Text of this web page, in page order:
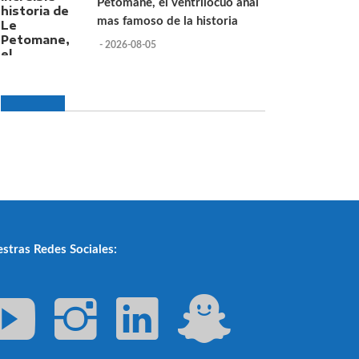
Petomane, el ventrilocuo anal
mas famoso de la historia
- 2026-08-05
Redes Sociales: